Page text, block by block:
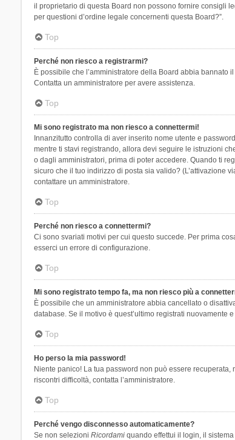
il proprietario di questa Board non possono fornire consigli
per questioni d’ordine legale concernenti questa Board?”.
Top
Perché non riesco a registrarmi?
È possibile che l’amministratore della Board abbia
Contatta un amministratore per avere assistenza.
Top
Mi sono registrato ma non riesco a connettermi!
Innanzitutto controlla di aver inserito nome utente e
mentre ti stavi registrando, allora devi seguire le istruzioni
o dagli amministratori, prima di poter accedere. Quando ti
sicuro che il tuo indirizzo di posta sia valido? (L’attivazione
contattare un amministratore.
Top
Perché non riesco a connettermi?
Ci sono svariati motivi per cui questo succede. Per prima
esserci un errore di configurazione.
Top
Mi sono registrato tempo fa, ma non riesco più a
È possibile che un amministratore abbia cancellato o
database. Se il motivo è quest’ultimo registrati
Top
Ho perso la mia password!
Niente panico! La tua password non può essere
riscontri difficoltà, contatta l’amministratore.
Top
Perché vengo disconnesso automaticamente?
Se non selezioni Ricordamiquando effettui il login, il